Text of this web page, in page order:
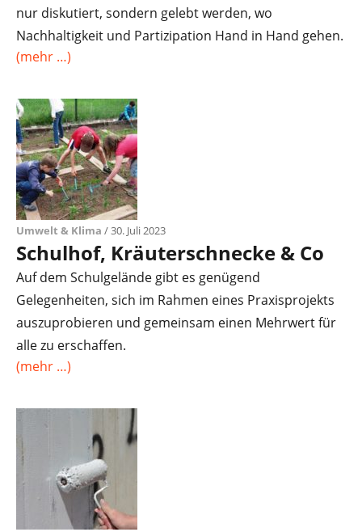
nur diskutiert, sondern gelebt werden, wo
Nachhaltigkeit und Partizipation Hand in Hand gehen.
(mehr …)
Umwelt & Klima / 30. Juli 2023
Schulhof, Kräuterschnecke & Co
Auf dem Schulgelände gibt es genügend
Gelegenheiten, sich im Rahmen eines Praxisprojekts
auszuprobieren und gemeinsam einen Mehrwert für
alle zu erschaffen.
(mehr …)